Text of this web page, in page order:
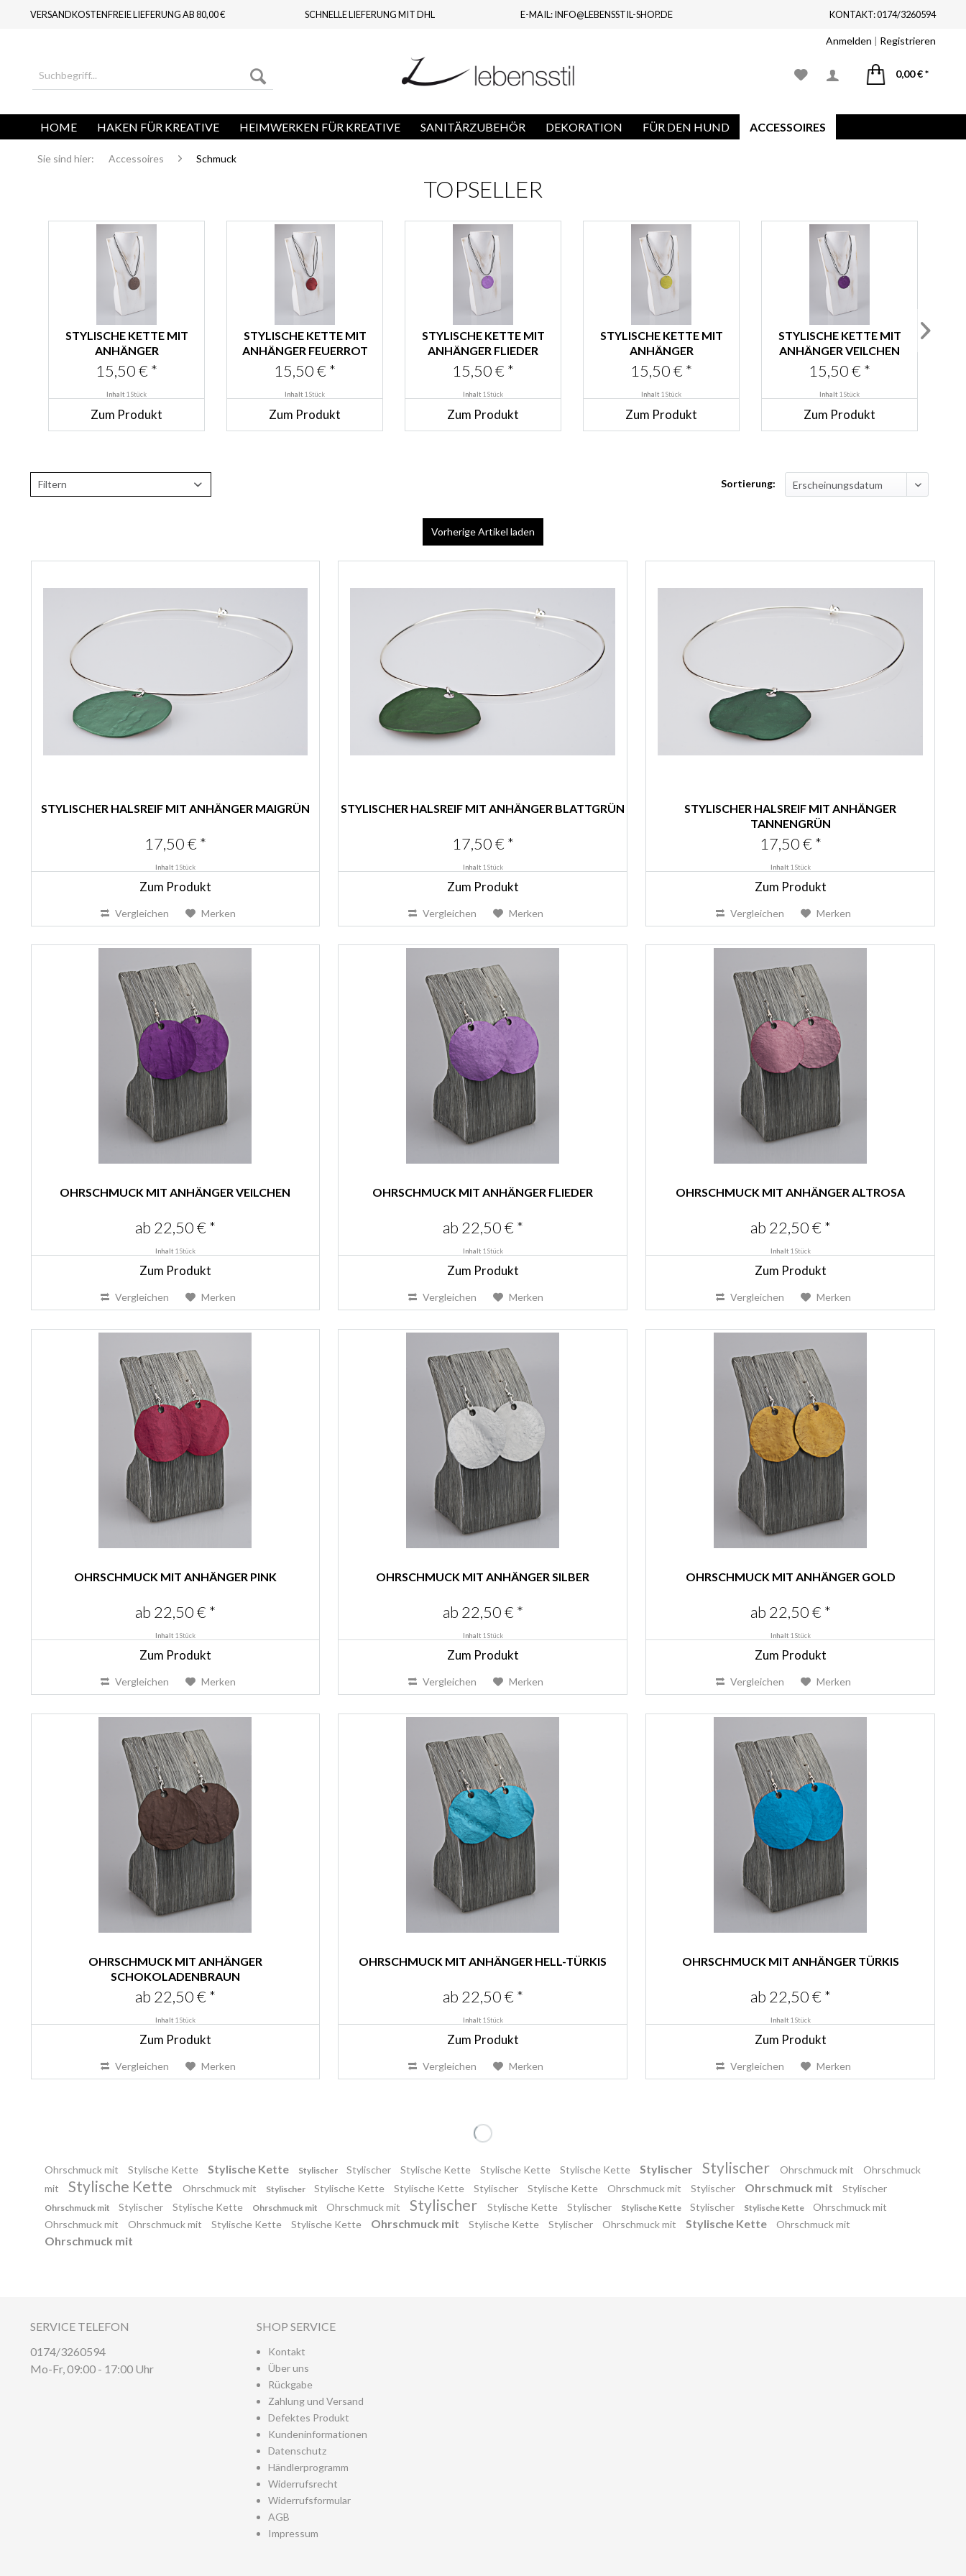
VERSANDKOSTENFREIE LIEFERUNG AB 80,00 € SCHNELLE LIEFERUNG MIT DHL E-MAIL: INFO@LEBENSSTIL-SHOP.DE KONTAKT: 0174/3260594
Anmelden | Registrieren
0,00 € *
HOME HAKEN FÜR KREATIVE HEIMWERKEN FÜR KREATIVE SANITÄRZUBEHÖR DEKORATION FÜR DEN HUND ACCESSOIRES
Sie sind hier: Accessoires Schmuck
TOPSELLER
STYLISCHE KETTE MIT
ANHÄNGER
SCHOKOLADENBRAUN
15,50 € *
Inhalt 1 Stück
Zum Produkt
STYLISCHE KETTE MIT
ANHÄNGER FEUERROT
15,50 € *
Inhalt 1 Stück
Zum Produkt
STYLISCHE KETTE MIT
ANHÄNGER FLIEDER
15,50 € *
Inhalt 1 Stück
Zum Produkt
STYLISCHE KETTE MIT
ANHÄNGER
APFELGRÜN
15,50 € *
Inhalt 1 Stück
Zum Produkt
STYLISCHE KETTE MIT
ANHÄNGER VEILCHEN
15,50 € *
Inhalt 1 Stück
Zum Produkt
Filtern Sortierung:
Vorherige Artikel laden
STYLISCHER HALSREIF MIT ANHÄNGER MAIGRÜN
17,50 € *
Inhalt 1 Stück
Zum Produkt
Vergleichen Merken
STYLISCHER HALSREIF MIT ANHÄNGER BLATTGRÜN
17,50 € *
Inhalt 1 Stück
Zum Produkt
Vergleichen Merken
STYLISCHER HALSREIF MIT ANHÄNGER
TANNENGRÜN
17,50 € *
Inhalt 1 Stück
Zum Produkt
Vergleichen Merken
OHRSCHMUCK MIT ANHÄNGER VEILCHEN
ab 22,50 € *
Inhalt 1 Stück
Zum Produkt
Vergleichen Merken
OHRSCHMUCK MIT ANHÄNGER FLIEDER
ab 22,50 € *
Inhalt 1 Stück
Zum Produkt
Vergleichen Merken
OHRSCHMUCK MIT ANHÄNGER ALTROSA
ab 22,50 € *
Inhalt 1 Stück
Zum Produkt
Vergleichen Merken
OHRSCHMUCK MIT ANHÄNGER PINK
ab 22,50 € *
Inhalt 1 Stück
Zum Produkt
Vergleichen Merken
OHRSCHMUCK MIT ANHÄNGER SILBER
ab 22,50 € *
Inhalt 1 Stück
Zum Produkt
Vergleichen Merken
OHRSCHMUCK MIT ANHÄNGER GOLD
ab 22,50 € *
Inhalt 1 Stück
Zum Produkt
Vergleichen Merken
OHRSCHMUCK MIT ANHÄNGER
SCHOKOLADENBRAUN
ab 22,50 € *
Inhalt 1 Stück
Zum Produkt
Vergleichen Merken
OHRSCHMUCK MIT ANHÄNGER HELL-TÜRKIS
ab 22,50 € *
Inhalt 1 Stück
Zum Produkt
Vergleichen Merken
OHRSCHMUCK MIT ANHÄNGER TÜRKIS
ab 22,50 € *
Inhalt 1 Stück
Zum Produkt
Vergleichen Merken
Ohrschmuck mit Stylische Kette Stylische Kette Stylischer Stylischer Stylische Kette Stylische Kette Stylische Kette Stylischer Stylischer Ohrschmuck mit
Ohrschmuck
mit
Stylische Kette Ohrschmuck mit Stylischer Stylische Kette Stylische Kette Stylischer Stylische Kette Ohrschmuck mit Stylischer Ohrschmuck mit Stylischer
Ohrschmuck mit Stylischer Stylische Kette Ohrschmuck mit Ohrschmuck mit Stylischer Stylische Kette Stylischer Stylische Kette Stylischer Stylische Kette
Ohrschmuck mit
Ohrschmuck mit
Ohrschmuck mit Stylische Kette Stylische Kette Ohrschmuck mit Stylische Kette Stylischer Ohrschmuck mit Stylische Kette Ohrschmuck mit
Ohrschmuck mit
SERVICE TELEFON
0174/3260594
Mo-Fr, 09:00 - 17:00 Uhr
SHOP SERVICE
Kontakt
Über uns
Rückgabe
Zahlung und Versand
Defektes Produkt
Kundeninformationen
Datenschutz
Händlerprogramm
Widerrufsrecht
Widerrufsformular
AGB
Impressum